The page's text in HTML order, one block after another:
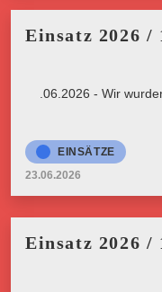
Einsatz 2026 /
23.06.2026 - Wir
EINSÄTZE
23.06.2026
Einsatz 2026 /